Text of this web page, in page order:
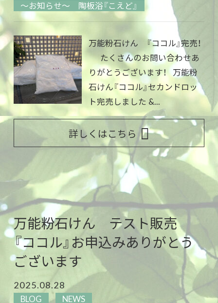
～お知らせ～ 陶板浴『こえど』
万能粉石けん 『ココル』完売！
たくさんのお問い合わせあ
りがとうございます！ 万能粉
石けん『ココル』セカンドロッ
ト完売しました &...
詳しくはこちら
万能粉石けん テスト販売
『ココル』お申込みありがとう
ございます
2025.08.28
BLOG NEWS